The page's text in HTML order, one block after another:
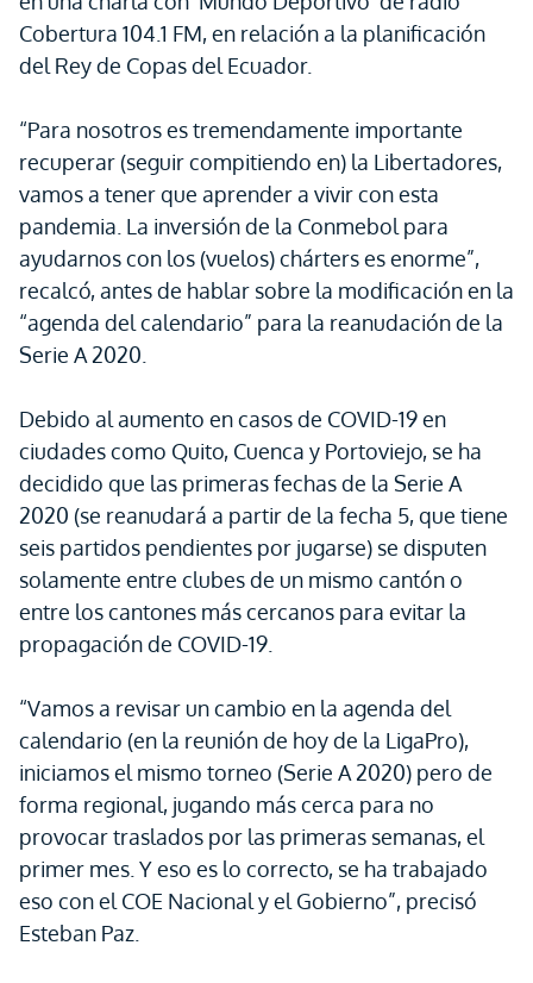
Cobertura 104.1 FM, en relación a la planificación
del Rey de Copas del Ecuador.
“Para nosotros es tremendamente importante
recuperar (seguir compitiendo en) la Libertadores,
vamos a tener que aprender a vivir con esta
pandemia. La inversión de la Conmebol para
ayudarnos con los (vuelos) chárters es enorme”,
recalcó, antes de hablar sobre la modificación en la
“agenda del calendario” para la reanudación de la
Serie A 2020.
Debido al aumento en casos de COVID-19 en
ciudades como Quito, Cuenca y Portoviejo, se ha
decidido que las primeras fechas de la Serie A
2020 (se reanudará a partir de la fecha 5, que tiene
seis partidos pendientes por jugarse) se disputen
solamente entre clubes de un mismo cantón o
entre los cantones más cercanos para evitar la
propagación de COVID-19.
“Vamos a revisar un cambio en la agenda del
calendario (en la reunión de hoy de la LigaPro),
iniciamos el mismo torneo (Serie A 2020) pero de
forma regional, jugando más cerca para no
provocar traslados por las primeras semanas, el
primer mes. Y eso es lo correcto, se ha trabajado
eso con el COE Nacional y el Gobierno”, precisó
Esteban Paz.